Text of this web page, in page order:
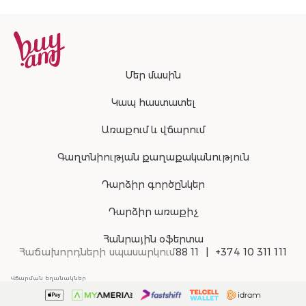
Մեր մասին
Կապ հաստատել
Առաքում և վճարում
Գաղտնիության քաղաքականություն
Դարձիր գործընկեր
Դարձիր առաքիչ
Հանրային օֆերտա
Հաճախորդների սպասարկում88 11 +374 10 311 111
Վճարման եղանակներ